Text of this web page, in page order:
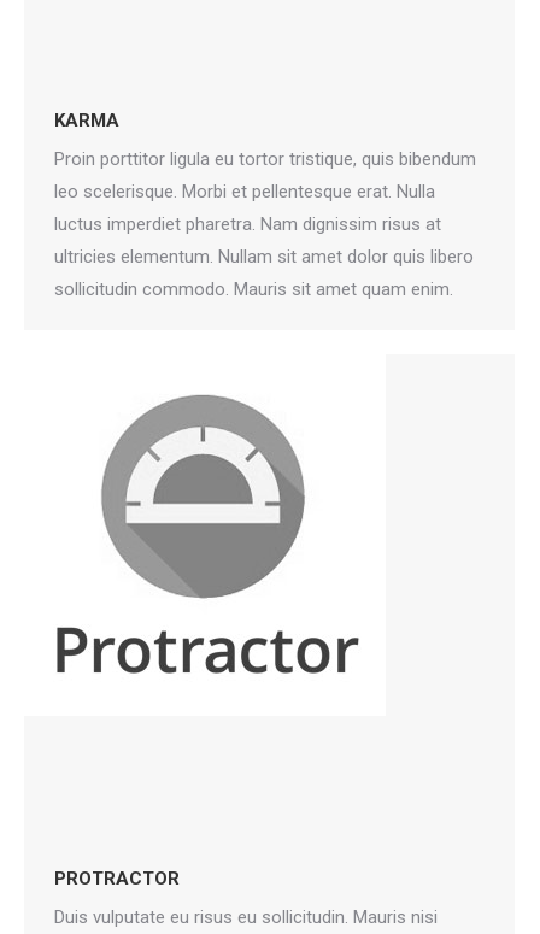
KARMA
Proin porttitor ligula eu tortor tristique, quis bibendum
leo scelerisque. Morbi et pellentesque erat. Nulla
luctus imperdiet pharetra. Nam dignissim risus at
ultricies elementum. Nullam sit amet dolor quis libero
sollicitudin commodo. Mauris sit amet quam enim.
PROTRACTOR
Duis vulputate eu risus eu sollicitudin. Mauris nisi